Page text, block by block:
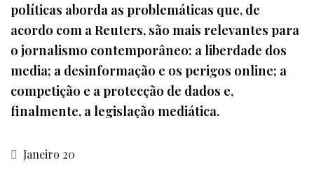
políticas aborda as problemáticas que, de
acordo com a Reuters, são mais relevantes para
o jornalismo contemporâneo: a liberdade dos
media; a desinformação e os perigos online; a
competição e a protecção de dados e,
finalmente, a legislação mediática.
Janeiro 20